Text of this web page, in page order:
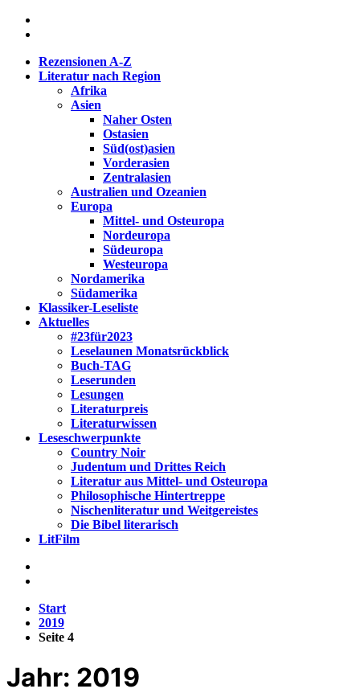
Rezensionen A-Z
Literatur nach Region
Afrika
Asien
Naher Osten
Ostasien
Süd(ost)asien
Vorderasien
Zentralasien
Australien und Ozeanien
Europa
Mittel- und Osteuropa
Nordeuropa
Südeuropa
Westeuropa
Nordamerika
Südamerika
Klassiker-Leseliste
Aktuelles
#23für2023
Leselaunen Monatsrückblick
Buch-TAG
Leserunden
Lesungen
Literaturpreis
Literaturwissen
Leseschwerpunkte
Country Noir
Judentum und Drittes Reich
Literatur aus Mittel- und Osteuropa
Philosophische Hintertreppe
Nischenliteratur und Weitgereistes
Die Bibel literarisch
LitFilm
Start
2019
Seite 4
Jahr: 2019